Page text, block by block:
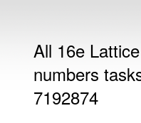
All 16e
numbers
7192874